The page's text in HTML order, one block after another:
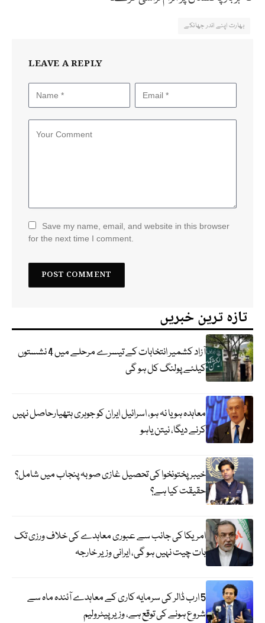
بھارت اپنے اندر جھانکے
LEAVE A REPLY
Save my name, email, and website in this browser
for the next time I comment.
تازہ ترین خبریں
آزاد کشمیر انتخابات کے تیسرے مرحلے میں 4 نشستوں
کیلئے پولنگ کل ہو گی
معاہدہ ہو یا نہ ہو، اسرائیل ایران کو جوہری ہتھیارحاصل نہیں
کرنے دیگا، نیتن یاہو
خیبر پختونخوا کی تحصیل غازی صوبہ پنجاب میں شامل؟
حقیقت کیا ہے؟
امریکا کی جانب سے عبوری معاہدے کی خلاف ورزی تک
بات چیت نہیں ہو گی، ایرانی وزیر خارجہ
5 ارب ڈالر کی سرمایہ کاری کے معاہدے آئندہ ماہ سے
شروع ہونے کی توقع ہے، وزیر پیٹرولیم